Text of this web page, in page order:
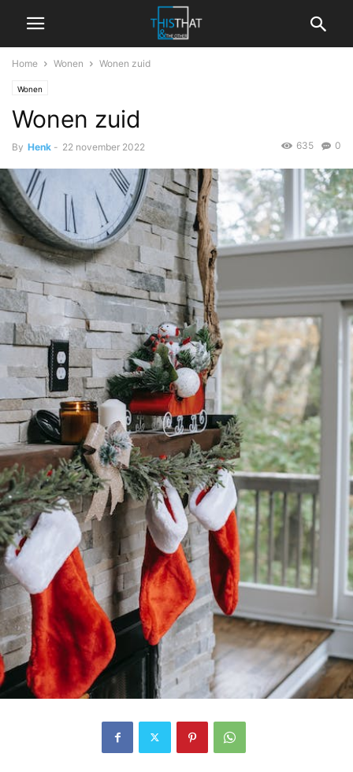
Home Wonen Wonen zuid
Wonen
Wonen zuid
By Henk - 22 november 2022 0
635